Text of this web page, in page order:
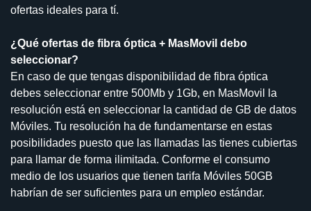
ofertas ideales para tí.
¿Qué ofertas de fibra óptica + MasMovil debo
seleccionar?
En caso de que tengas disponibilidad de fibra óptica
debes seleccionar entre 500Mb y 1Gb, en MasMovil la
resolución está en seleccionar la cantidad de GB de datos
Móviles. Tu resolución ha de fundamentarse en estas
posibilidades puesto que las llamadas las tienes cubiertas
para llamar de forma ilimitada. Conforme el consumo
medio de los usuarios que tienen tarifa Móviles 50GB
habrían de ser suficientes para un empleo estándar.